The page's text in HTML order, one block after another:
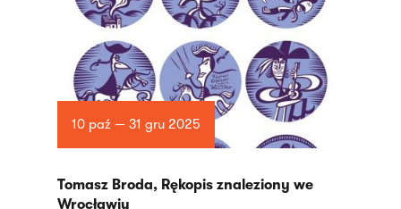
10 paź — 31 gru 2025
Tomasz Broda, Rękopis znaleziony we
Wrocławiu